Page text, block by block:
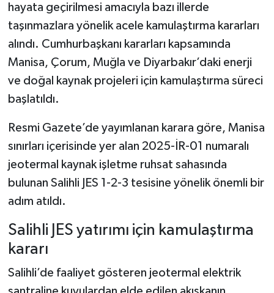
hayata geçirilmesi amacıyla bazı illerde
taşınmazlara yönelik acele kamulaştırma kararları
alındı. Cumhurbaşkanı kararları kapsamında
Manisa, Çorum, Muğla ve Diyarbakır’daki enerji
ve doğal kaynak projeleri için kamulaştırma süreci
başlatıldı.
Resmi Gazete’de yayımlanan karara göre, Manisa
sınırları içerisinde yer alan 2025-İR-01 numaralı
jeotermal kaynak işletme ruhsat sahasında
bulunan Salihli JES 1-2-3 tesisine yönelik önemli bir
adım atıldı.
Salihli JES yatırımı için kamulaştırma
kararı
Salihli’de faaliyet gösteren jeotermal elektrik